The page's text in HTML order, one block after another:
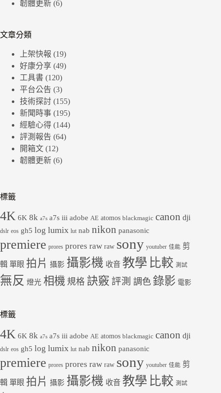
韌體更新 (6)
文章分類
上架快報 (19)
好康分享 (49)
工具書 (120)
平台公告 (3)
技術探討 (155)
新聞時事 (195)
經驗心得 (144)
評測報告 (64)
開箱文 (12)
韌體更新 (6)
標籤
4K 6K 8k a7s a7s iii adobe AE atomos blackmagic canon dji
dslr eos gh5 log lumix lut nab nikon panasonic
premiere prores prores raw raw sony youtuber 佳能 剪
輯 單眼 拍片 攝影 攝影機 收音 教學 比較 測試
無反 燈光 相機 規格 訣竅 評測 調色 錄影 電影
標籤
4K 6K 8k a7s a7s iii adobe AE atomos blackmagic canon dji
dslr eos gh5 log lumix lut nab nikon panasonic
premiere prores prores raw raw sony youtuber 佳能 剪
輯 單眼 拍片 攝影 攝影機 收音 教學 比較 測試